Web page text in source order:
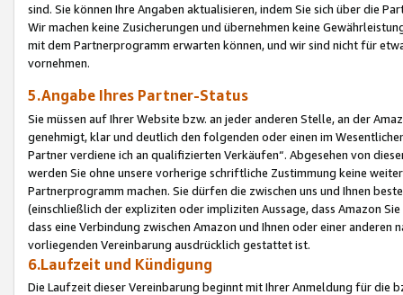
sind. Sie können Ihre Angaben aktualisieren, indem Sie sich über die
Wir machen keine Zusicherungen und übernehmen keine
mit dem Partnerprogramm erwarten können, und wir sind nicht für
vornehmen.
5.Angabe Ihres Partner-Status
Sie müssen auf Ihrer Website bzw. an jeder anderen Stelle, an der
genehmigt, klar und deutlich den folgenden oder einen im
Partner verdiene ich an qualifizierten Verkäufen“. Abgesehen von
werden Sie ohne unsere vorherige schriftliche Zustimmung keine
Partnerprogramm machen. Sie dürfen die zwischen uns und Ihnen
(einschließlich der expliziten oder impliziten Aussage, dass Amazon
dass eine Verbindung zwischen Amazon und Ihnen oder einer
vorliegenden Vereinbarung ausdrücklich gestattet ist.
6.Laufzeit und Kündigung
Die Laufzeit dieser Vereinbarung beginnt mit Ihrer Anmeldung für die